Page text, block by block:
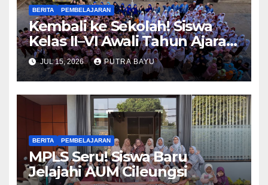
BERITA PEMBELAJARAN
Kembali ke Sekolah! Siswa
Kelas II–VI Awali Tahun Ajaran
Baru
JUL 15, 2026 PUTRA BAYU
BERITA PEMBELAJARAN
MPLS Seru! Siswa Baru
Jelajahi AUM Cileungsi